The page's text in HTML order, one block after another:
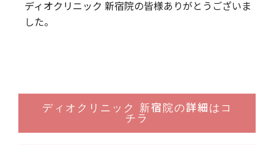
ディオクリニック 新宿院の皆様ありがとうございま
した。
ディオクリニック 新宿院の詳細はコ
チラ